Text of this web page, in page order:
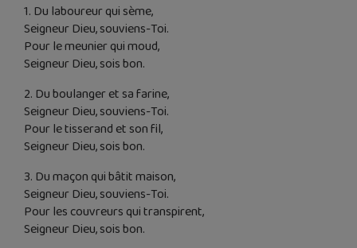
1. Du laboureur qui sème,
Seigneur Dieu, souviens-Toi.
Pour le meunier qui moud,
Seigneur Dieu, sois bon.
2. Du boulanger et sa farine,
Seigneur Dieu, souviens-Toi.
Pour le tisserand et son fil,
Seigneur Dieu, sois bon.
3. Du maçon qui bâtit maison,
Seigneur Dieu, souviens-Toi.
Pour les couvreurs qui transpirent,
Seigneur Dieu, sois bon.